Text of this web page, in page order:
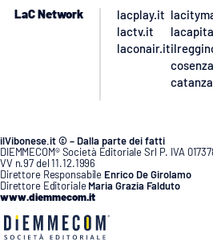
LaC Network
lacplay.it
lactv.it
laconair.it
ilVibonese.it © – Dalla parte dei fatti
DIEMMECOM® Società Editoriale Srl P. IVA
VV n.97 del 11.12.1996
Direttore Responsabile Enrico De Girolamo
Direttore Editoriale Maria Grazia Falduto
www.diemmecom.it